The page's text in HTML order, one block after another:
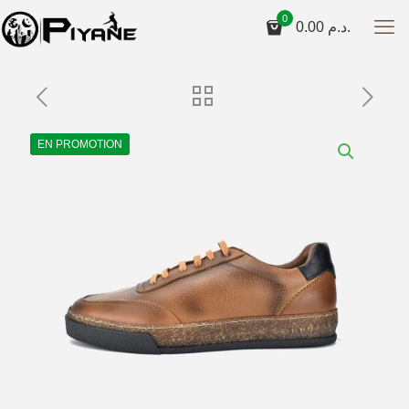
0
0.00 د.م.
EN PROMOTION